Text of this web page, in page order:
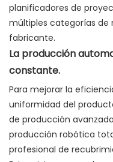
planificadores de
múltiples categorías de
fabricante.
La producción
constante.
Para mejorar la
uniformidad del
de producción
producción robótica
profesional de